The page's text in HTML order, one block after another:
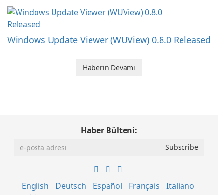
Windows Update Viewer (WUView) 0.8.0 Released
Haberin Devamı
Haber Bülteni:
English Deutsch Español Français
Italiano